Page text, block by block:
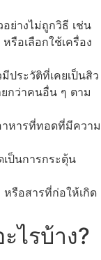
อย่างไม่ถูกวิธี เช่น
รือเลือกใช้เครื่อง
ประวัติที่เคยเป็นสิว
กว่าคนอื่น ๆ ตาม
าหารที่ทอดที่มีความ
เป็นการกระตุ้น
รือสารที่ก่อให้เกิด
ไรบ้าง?